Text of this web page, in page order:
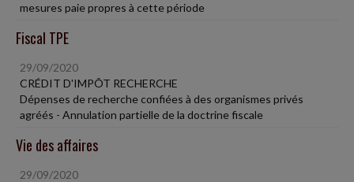
mesures paie propres à cette période
Fiscal TPE
29/09/2020
CRÉDIT D'IMPÔT RECHERCHE
Dépenses de recherche confiées à des organismes privés
agréés - Annulation partielle de la doctrine fiscale
Vie des affaires
29/09/2020